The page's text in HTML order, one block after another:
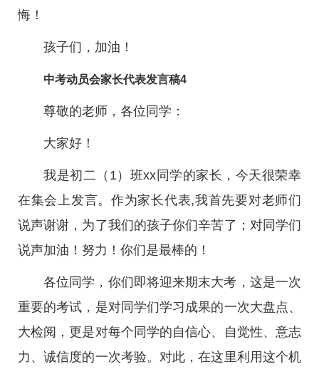
悔！
孩子们，加油！
中考动员会家长代表发言稿4
尊敬的老师，各位同学：
大家好！
我是初二（1）班xx同学的家长，今天很荣幸
在集会上发言。作为家长代表,我首先要对老师们
说声谢谢，为了我们的孩子你们辛苦了；对同学们
说声加油！努力！你们是最棒的！
各位同学，你们即将迎来期末大考，这是一次
重要的考试，是对同学们学习成果的一次大盘点、
大检阅，更是对每个同学的自信心、自觉性、意志
力、诚信度的一次考验。对此，在这里利用这个机